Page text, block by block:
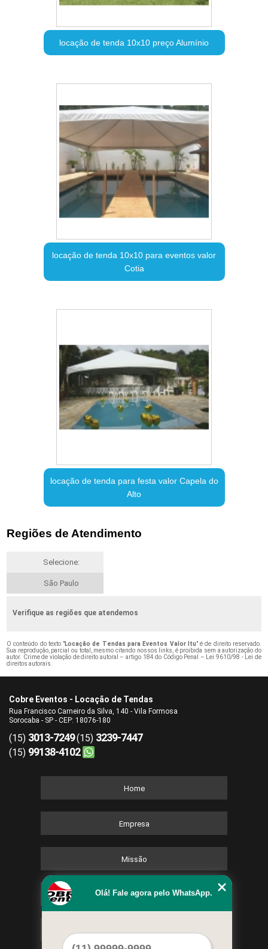
locação de tenda 10x10 preço Alumínio
locação de tenda 10x10 para eventos valor
Cotia
locação de tenda para festa valor Capela do
Alto
Regiões de Atendimento
Selecione:
São Paulo
Verifique as regiões que atendemos
O conteúdo do texto "Locação de Tendas para Eventos Valor Itu" é de direito reservado.
Sua reprodução, parcial ou total, mesmo citando nossos links, é proibida sem a autorização do
autor. Crime de violação de direito autoral – artigo 184 do Código Penal –
Lei 9610/98 - Lei de
direitos autorais
Cobre Eventos - Locação de Tendas
Rua Francisco Carneiro da Silva, 140 - Vila Formosa
Sorocaba - SP - CEP: 18076-180
(15) 3013-7249(15) 3239-7447
(15) 99138-4102
Home
Empresa
Missão
Serviços
Olá! Fale agora pelo WhatsApp.